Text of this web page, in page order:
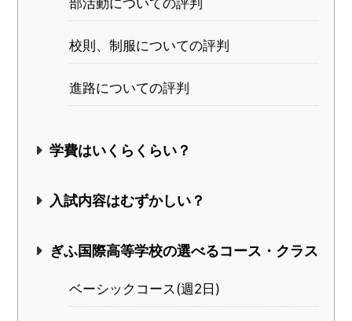
校則、制服についての評判
進路についての評判
学費はいくらくらい？
入試内容はむずかしい？
ぎふ国際高等学校の選べるコース・クラス
ベーシックコース(週2日)